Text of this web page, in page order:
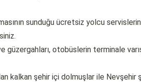
sunduğu ücretsiz yolcu
güzergahları, otobüslerin terminale
kalkan şehir içi dolmuşlar ile Nevşehir